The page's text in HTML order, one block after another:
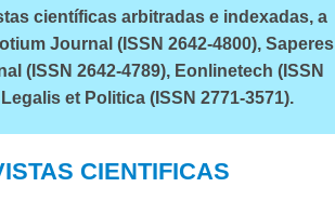
científicas arbitradas e indexadas, a
Journal (ISSN 2642-4800), Saperes
(ISSN 2642-4789), Eonlinetech (ISSN
et Politica (ISSN 2771-3571).
CIENTIFICAS